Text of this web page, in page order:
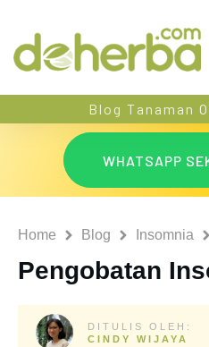
Blog Tanaman
WHATSAPP
Home Blog Insomnia
Pengobatan
DITULIS OLEH:
CINDY WIJAYA